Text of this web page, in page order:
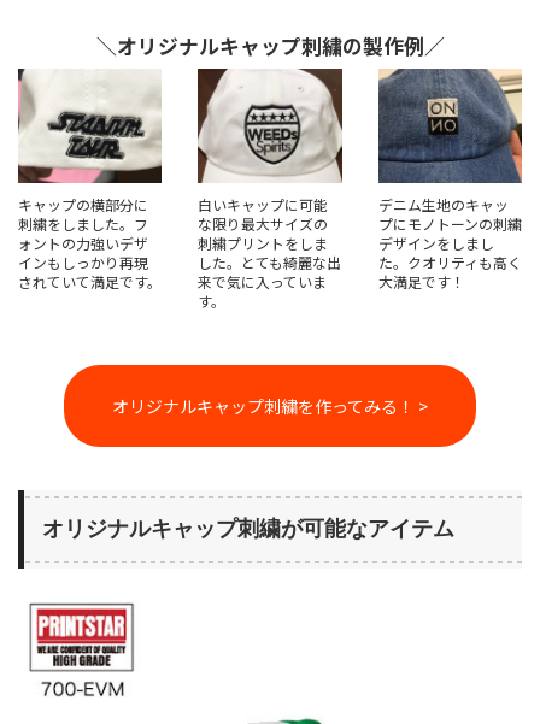
＼オリジナルキャップ刺繍の製作例／
キャップの横部分に
刺繍をしました。フ
ォントの力強いデザ
インもしっかり再現
されていて満足です。
白いキャップに可能
な限り最大サイズの
刺繍プリントをしま
した。とても綺麗な出
来で気に入っていま
す。
デニム生地のキャッ
プにモノトーンの刺繍
デザインをしまし
た。クオリティも高く
大満足です！
オリジナルキャップ刺繍を作ってみる！ >
オリジナルキャップ刺繍が可能なアイテム